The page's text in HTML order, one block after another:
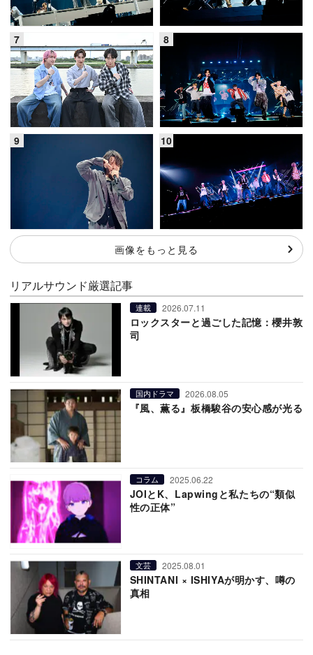
画像をもっと見る
リアルサウンド厳選記事
連載 2026.07.11
ロックスターと過ごした記憶：櫻井敦
司
国内ドラマ 2026.08.05
『風、薫る』板橋駿谷の安心感が光る
コラム 2025.06.22
JOIとK、Lapwingと私たちの“類似
性の正体”
文芸 2025.08.01
SHINTANI × ISHIYAが明かす、噂の
真相